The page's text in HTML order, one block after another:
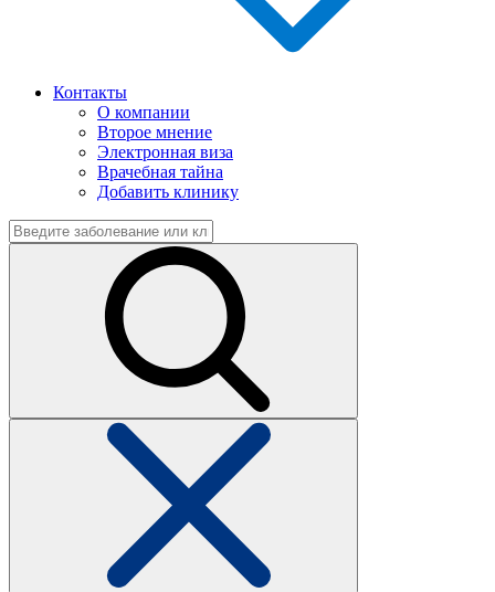
Контакты
О компании
Второе мнение
Электронная виза
Врачебная тайна
Добавить клинику